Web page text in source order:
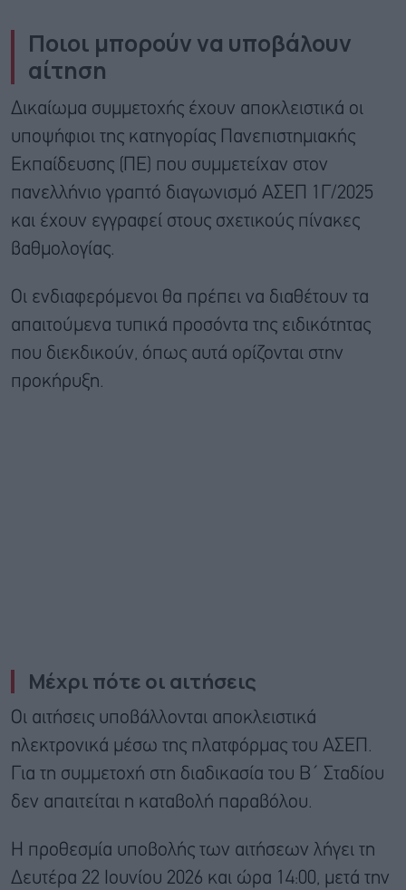
Ποιοι μπορούν να υποβάλουν
αίτηση
Δικαίωμα συμμετοχής έχουν αποκλειστικά οι
υποψήφιοι της κατηγορίας Πανεπιστημιακής
Εκπαίδευσης (ΠΕ) που συμμετείχαν στον
πανελλήνιο γραπτό διαγωνισμό ΑΣΕΠ 1Γ/2025
και έχουν εγγραφεί στους σχετικούς πίνακες
βαθμολογίας.
Οι ενδιαφερόμενοι θα πρέπει να διαθέτουν τα
απαιτούμενα τυπικά προσόντα της ειδικότητας
που διεκδικούν, όπως αυτά ορίζονται στην
προκήρυξη.
Μέχρι πότε οι αιτήσεις
Οι αιτήσεις υποβάλλονται αποκλειστικά
ηλεκτρονικά μέσω της πλατφόρμας του ΑΣΕΠ.
Για τη συμμετοχή στη διαδικασία του Β΄ Σταδίου
δεν απαιτείται η καταβολή παραβόλου.
Η προθεσμία υποβολής των αιτήσεων λήγει τη
Δευτέρα 22 Ιουνίου 2026 και ώρα 14:00, μετά την